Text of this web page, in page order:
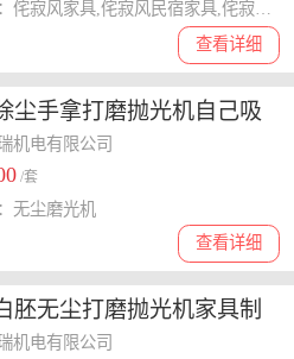
查看详细
尘手拿打磨抛光机自己吸
打磨机
机电有限公司
/套
查看详细
无尘磨光机
胚无尘打磨抛光机家具制
打磨砂光机
机电有限公司